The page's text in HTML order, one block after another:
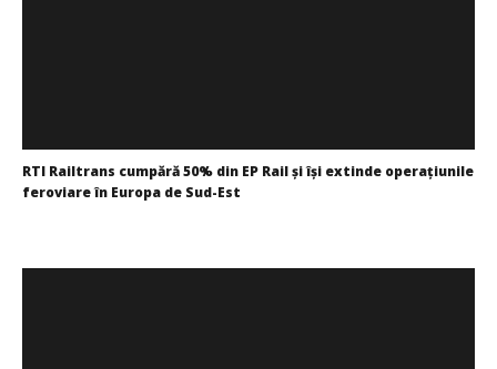
RTI Railtrans cumpără 50% din EP Rail și își extinde operațiunile
feroviare în Europa de Sud-Est